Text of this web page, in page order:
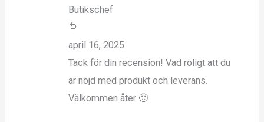
Butikschef
april 16, 2025
Tack för din recension! Vad roligt att du
är nöjd med produkt och leverans.
Välkommen åter 🙂